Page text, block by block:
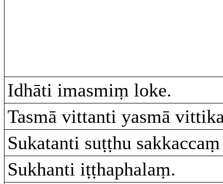
Idhāti imasmiṃ loke.
Tasmā vittanti yasmā
Sukatanti suṭṭhu
Sukhanti iṭṭhaphalaṃ.